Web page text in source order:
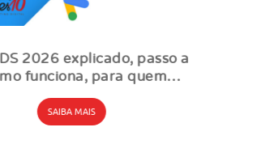
2026 explicado, passo a
funciona, para quem
SAIBA MAIS